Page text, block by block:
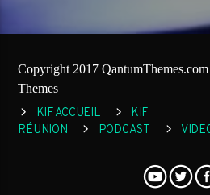
Copyright 2017
Themes
KIF ACCUEIL
KIF
RÉUNION
PODCAST